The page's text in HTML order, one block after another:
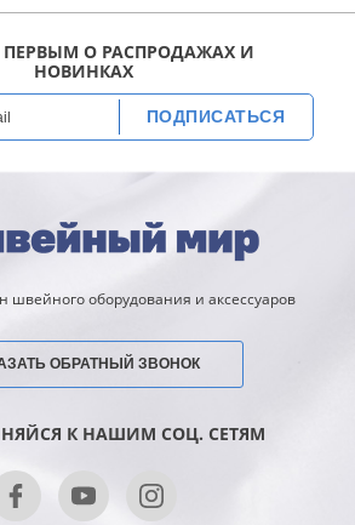
О РАСПРОДАЖАХ И
НОВИНКАХ
ПОДПИСАТЬСЯ
швейного оборудования и аксессуаров
ОБРАТНЫЙ ЗВОНОК
К НАШИМ СОЦ. СЕТЯМ